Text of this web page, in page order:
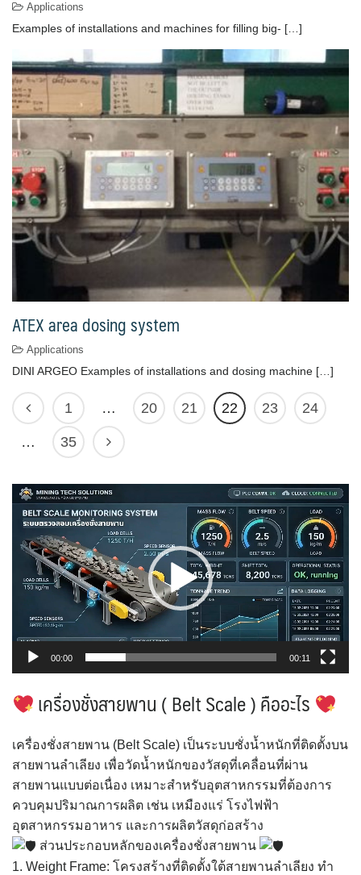
Applications
Examples of installations and machines for filling big- […]
ATEX area dosing system
Applications
DINI ARGEO Examples of installations and dosing machine […]
1 … 20 21 22 23 24
… 35
ตัว
เล่น
วิดีโอ
00:00 00:11
เครื่องชั่งสายพาน ( Belt Scale ) คืออะไร
เครื่องชั่งสายพาน (Belt Scale) เป็นระบบชั่งน้ำหนักที่ติดตั้งบน
สายพานลำเลียง เพื่อวัดน้ำหนักของวัสดุที่เคลื่อนที่ผ่าน
สายพานแบบต่อเนื่อง เหมาะสำหรับอุตสาหกรรมที่ต้องการ
ควบคุมปริมาณการผลิต เช่น เหมืองแร่ โรงไฟฟ้า
อุตสาหกรรมอาหาร และการผลิตวัสดุก่อสร้าง
ส่วนประกอบหลักของเครื่องชั่งสายพาน
1. Weight Frame: โครงสร้างที่ติดตั้งใต้สายพานลำเลียง ทำ